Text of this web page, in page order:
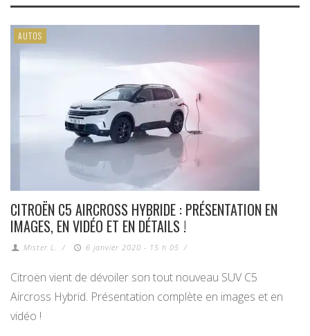
AUTOS
CITROËN C5 AIRCROSS HYBRIDE : PRÉSENTATION EN
IMAGES, EN VIDÉO ET EN DÉTAILS !
Mister L. / 6 janvier 2020 - 15 h 05 /
Citroën vient de dévoiler son tout nouveau SUV C5
Aircross Hybrid. Présentation complète en images et en
vidéo !